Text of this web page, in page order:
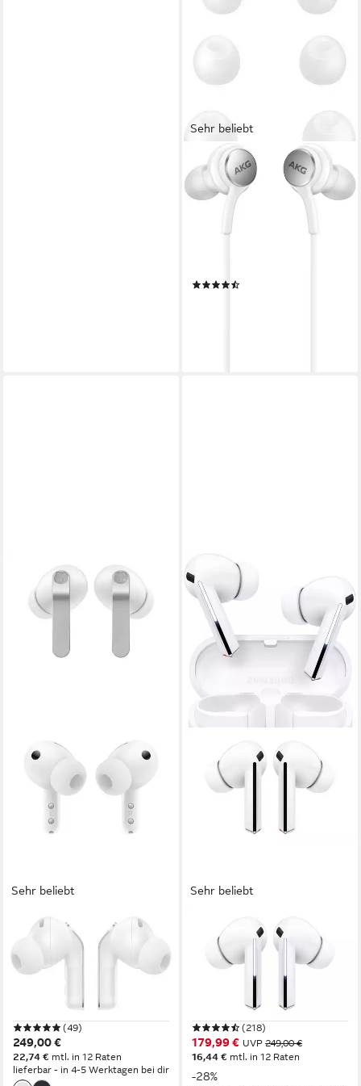
Sehr beliebt
SAMSUNG
EO-IC100 Earphones USB
Type-C, Sound by AKG In-Ear-
Kopfhörer
Sehr beliebt
SAMSUNG
Galaxy Buds4 Pro wireless In-
Ear-Kopfhörer
Gewicht
(49)
249,00 €
22,74 € mtl. in 12 Raten
lieferbar - in 4-5 Werktagen bei dir
Sehr beliebt
Galaxy Buds3 Pro SM-R630
wireless In-Ear-Kopfhörer
Verbindung
Gewicht
(218)
179,99 € UVP 249,00 €
16,44 € mtl. in 12 Raten
-28%